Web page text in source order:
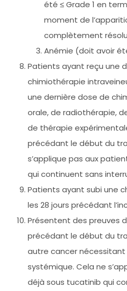
été ≤ Grade 1 en
moment de
complètement
Anémie (doit avoir
Patients ayant reçu une
chimiothérapie
une dernière dose de
orale, de radiothérapie,
de thérapie
précédant le début du
s’applique pas aux
qui continuent sans
Patients ayant subi une
les 28 jours précédant
Présentent des preuves
précédant le début du
autre cancer
systémique. Cela ne
déjà sous tucatinib qui